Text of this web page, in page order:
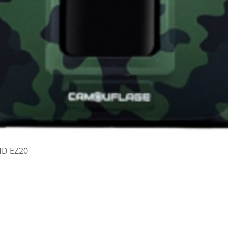
EZ20
- Grafica - Negozio di Fotografia - Fototessere - Copisteria - Fotoritocco -